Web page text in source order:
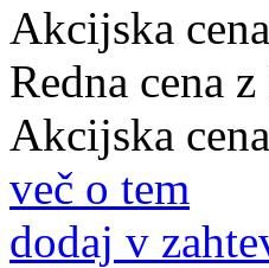
Akcijska
Redna cena
Akcijska
več o tem
dodaj v